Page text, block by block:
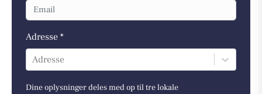
Adresse *
Adresse
Dine oplysninger deles med op til tre lokale